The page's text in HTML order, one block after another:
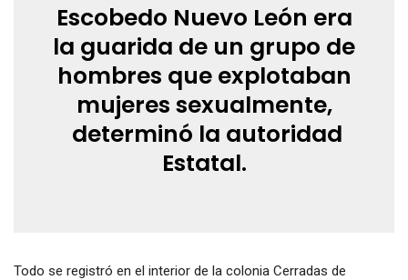
Escobedo Nuevo León era
la guarida de un grupo de
hombres que explotaban
mujeres sexualmente,
determinó la autoridad
Estatal.
Todo se registró en el interior de la colonia Cerradas de